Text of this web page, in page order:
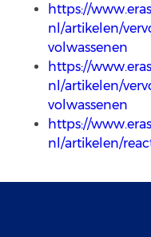
https://
nl/artikelen/
volwassenen
https://
nl/artikelen/
volwassenen
https://
nl/artikelen/